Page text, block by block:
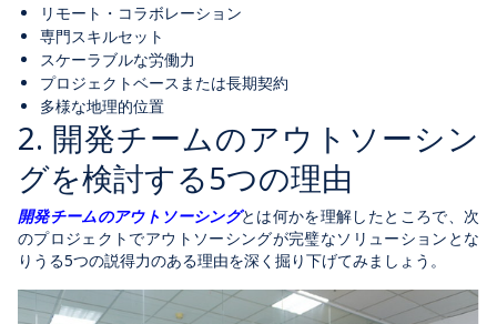
リモート・コラボレーション
専門スキルセット
スケーラブルな労働力
プロジェクトベースまたは長期契約
多様な地理的位置
2. 開発チームのアウトソーシン
グを検討する5つの理由
開発チームのアウトソーシングとは何かを理解したところで、次
のプロジェクトでアウトソーシングが完璧なソリューションとな
りうる5つの説得力のある理由を深く掘り下げてみましょう。